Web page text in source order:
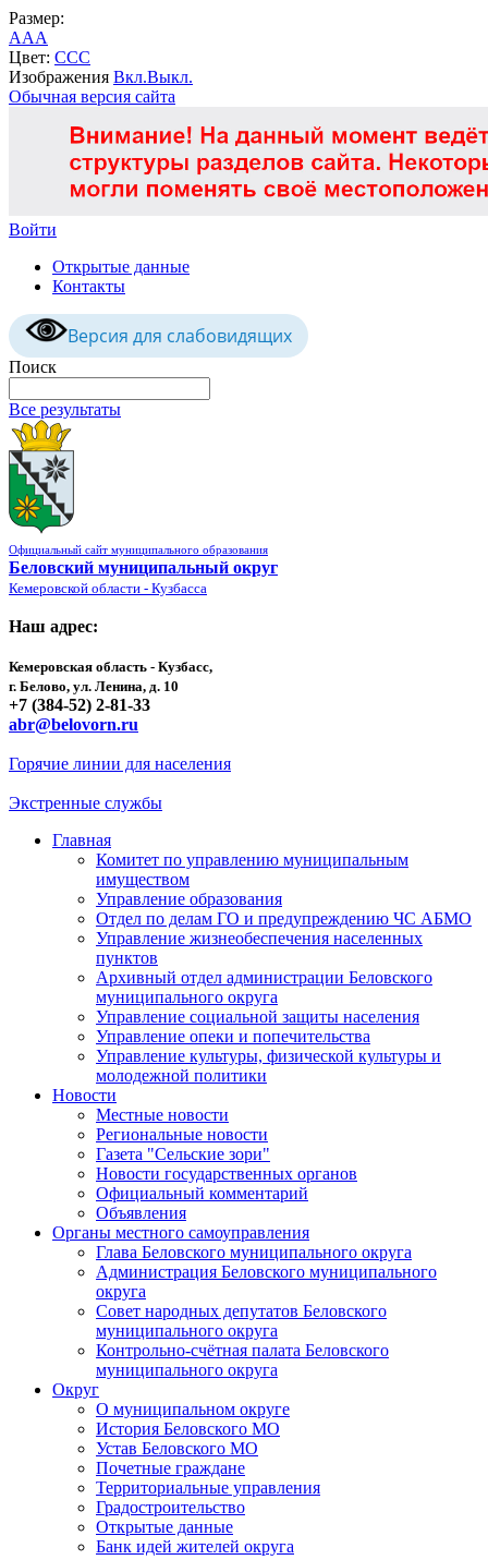
Размер:
AAA
Цвет: CCC
Изображения Вкл.Выкл.
Обычная версия сайта
Войти
Открытые данные
Контакты
Версия для слабовидящих
Поиск
Все результаты
Официальный сайт муниципального образования
Беловский муниципальный округ
Кемеровской области - Кузбасса
Наш адрес:
Кемеровская область - Кузбасс,
г. Белово, ул. Ленина, д. 10
+7 (384-52) 2-81-33
abr@belovorn.ru
Горячие линии для населения
Экстренные службы
Главная
Комитет по управлению муниципальным
имуществом
Управление образования
Отдел по делам ГО и предупреждению ЧС АБМО
Управление жизнеобеспечения населенных
пунктов
Архивный отдел администрации Беловского
муниципального округа
Управление социальной защиты населения
Управление опеки и попечительства
Управление культуры, физической культуры и
молодежной политики
Новости
Местные новости
Региональные новости
Газета "Сельские зори"
Новости государственных органов
Официальный комментарий
Объявления
Органы местного самоуправления
Глава Беловского муниципального округа
Администрация Беловского муниципального
округа
Совет народных депутатов Беловского
муниципального округа
Контрольно-счётная палата Беловского
муниципального округа
Округ
О муниципальном округе
История Беловского МО
Устав Беловского МО
Почетные граждане
Территориальные управления
Градостроительство
Открытые данные
Банк идей жителей округа